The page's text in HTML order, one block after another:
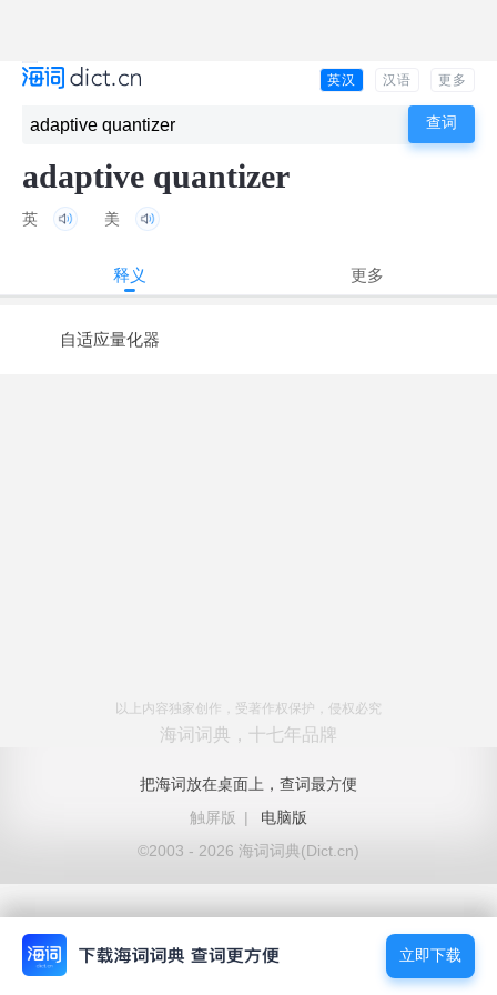
英汉 汉语 更多
adaptive quantizer
英 美
释义 更多
自适应量化器
以上内容独家创作，受著作权保护，侵权必究
海词词典，十七年品牌
把海词放在桌面上，查词最方便
触屏版
|
电脑版
©2003 - 2026 海词词典(Dict.cn)
立即下载
立即下载